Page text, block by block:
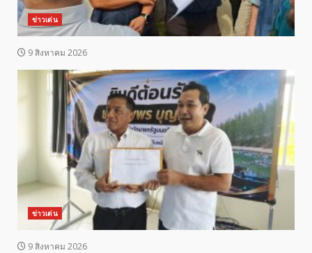
ข่าวเด่น
9 สิงหาคม 2026
ข่าวเด่น
9 สิงหาคม 2026